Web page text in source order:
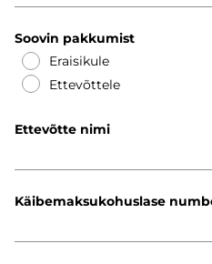
Soovin pakkumist
Eraisikule
Ettevõttele
Ettevõtte nimi
Käibemaksukohuslase